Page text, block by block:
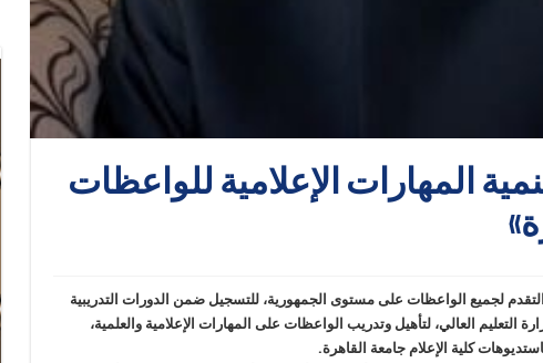
المهارات الإعلامية للواعظات
لجميع الواعظات على مستوى الجمهورية، للتسجيل ضمن الدورات التدريبية
التعليم العالي، لتأهيل وتدريب الواعظات على المهارات الإعلامية والعلمية،
كلية الإعلام جامعة القاهرة.